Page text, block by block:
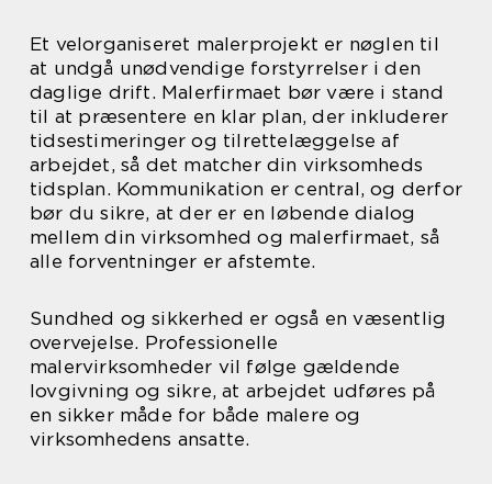
Et velorganiseret malerprojekt er nøglen til
at undgå unødvendige forstyrrelser i den
daglige drift. Malerfirmaet bør være i stand
til at præsentere en klar plan, der inkluderer
tidsestimeringer og tilrettelæggelse af
arbejdet, så det matcher din virksomheds
tidsplan. Kommunikation er central, og derfor
bør du sikre, at der er en løbende dialog
mellem din virksomhed og malerfirmaet, så
alle forventninger er afstemte.
Sundhed og sikkerhed er også en væsentlig
overvejelse. Professionelle
malervirksomheder vil følge gældende
lovgivning og sikre, at arbejdet udføres på
en sikker måde for både malere og
virksomhedens ansatte.